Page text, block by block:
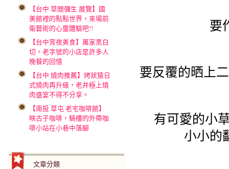
【台中 草間彌生 展覽】國
美館裡的點點世界，來場前
衛藝術的心靈體驗吧!!
【台中宵夜美食】萬家黑白
切，老字號的小店是許多人
晚餐的回憶
【台中 燒肉推薦】烤狀猿日
式燒肉再升級，老井極上燒
肉盛宴不得不分享。
【南投 草屯 老宅咖啡館】
映古子咖啡，騎樓的外帶咖
啡小站在小巷中落腳
文章分類
要
要反覆的晒上
有可愛的小
小小的